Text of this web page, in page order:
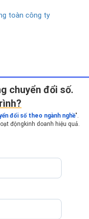
toàn công ty
chuyển đổi số.
đổi số theo ngành nghề".
động kinh doanh hiệu quả.